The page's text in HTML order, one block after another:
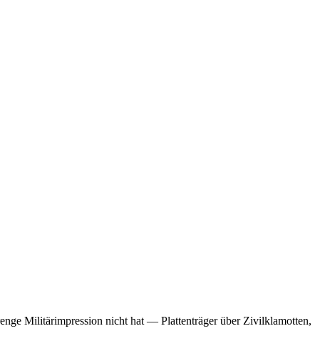
Militärimpression nicht hat — Plattenträger über Zivilklamotten,